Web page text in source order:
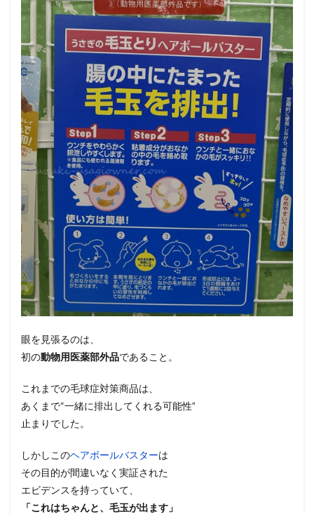
眼を見張るのは、
初の動物用医薬部外品であること。
これまでの毛球症対策商品は、
あくまで“一緒に排出してくれる可能性”
止まりでした。
しかしこのヘアボールバスターは
その目的が間違いなく実証された
エビデンスを持っていて、
「これはちゃんと、毛玉が出ます」